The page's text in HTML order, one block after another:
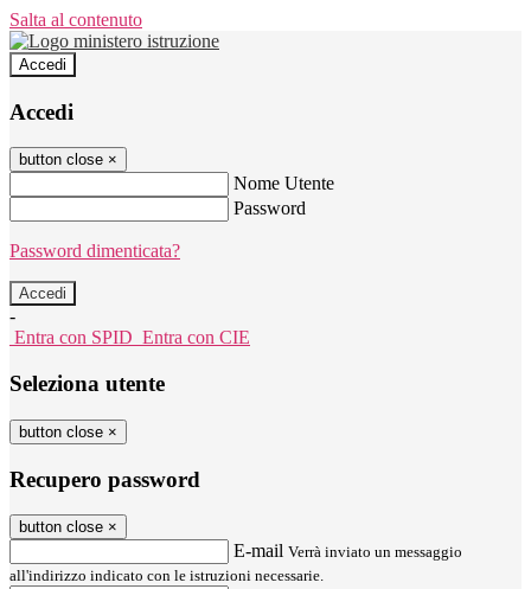
Salta al contenuto
Accedi
Accedi
button close ×
Nome Utente
Password
Password dimenticata?
-
Entra con SPID Entra con CIE
Seleziona utente
button close ×
Recupero password
button close ×
E-mail Verrà inviato un messaggio
all'indirizzo indicato con le istruzioni necessarie.